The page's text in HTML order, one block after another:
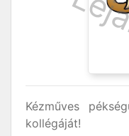
Kézműves
kollégáját!